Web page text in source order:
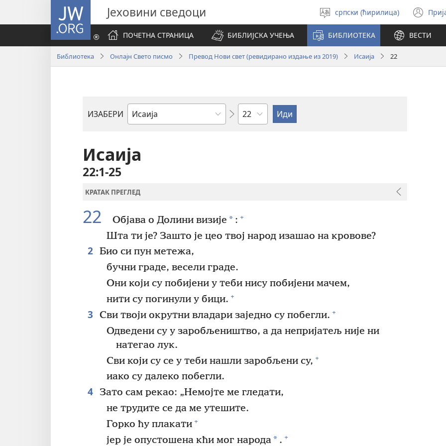
JW.ORG Јеховини сведоци
Изабери
језик
српски (ћирилица)
ПОЧЕТНА СТРАНИЦА БИБЛИЈСКА УЧЕЊА БИБЛИОТЕКА ВЕСТИ
Библиотека Онлајн Свето писмо Превод Нови свет (ревидирано издање из 2019) Исаија 22
ИЗАБЕРИ
Библијска
Поглавље
Исаија
22:1-25
КРАТАК ПРЕГЛЕД
22 Објава о Долини визије * : +
Шта ти је? Зашто је цео твој народ изашао на кровове?
2 Био си пун метежа,
бучни граде, весели граде.
Они који су побијени у теби нису побијени мачем,
нити су погинули у бици. +
3 Сви твоји окрутни владари заједно су побегли. +
Одведени су у заробљеништво, а да непријатељ није ни
натегао лук.
Сви који су се у теби нашли заробљени су, +
иако су далеко побегли.
4 Зато сам рекао: „Немојте ме гледати,
не трудите се да ме утешите.
Горко ћу плакати +
јер је опустошена кћи мог народа* . +